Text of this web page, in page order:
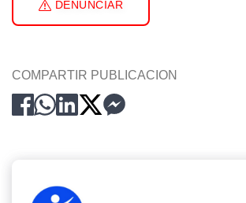
DENUNCIAR
COMPARTIR PUBLICACION